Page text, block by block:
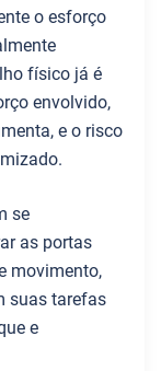
o esforço
físico já é
envolvido,
e o risco
se
as portas
movimento,
suas tarefas
e